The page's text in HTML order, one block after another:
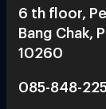
6 th floor,
Bang Chak,
10260
085-848-